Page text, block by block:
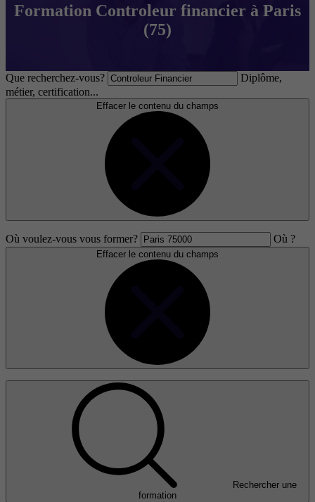
Formation Controleur financier à Paris
(75)
Que recherchez-vous?
Diplôme,
métier, certification...
Effacer le contenu du champs
Où voulez-vous vous former? Où ?
Effacer le contenu du champs
Rechercher une
formation